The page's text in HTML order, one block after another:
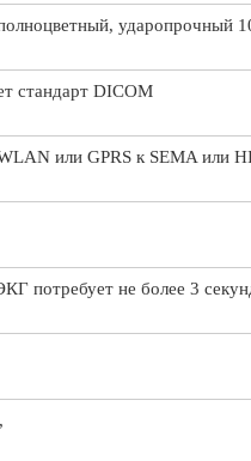
ударопрочный
стандарт DICOM
или GPRS к SEMA или
потребует не более 3